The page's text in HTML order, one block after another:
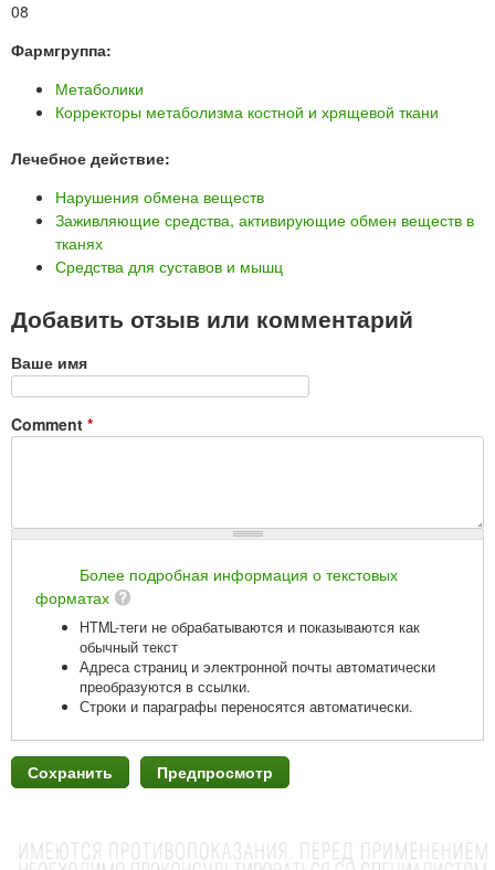
08
Фармгруппа:
Метаболики
Корректоры метаболизма костной и хрящевой ткани
Лечебное действие:
Нарушения обмена веществ
Заживляющие средства, активирующие обмен веществ в
тканях
Средства для суставов и мышц
Добавить отзыв или комментарий
Ваше имя
Comment *
Более подробная информация о текстовых
форматах
HTML-теги не обрабатываются и показываются как
обычный текст
Адреса страниц и электронной почты автоматически
преобразуются в ссылки.
Строки и параграфы переносятся автоматически.